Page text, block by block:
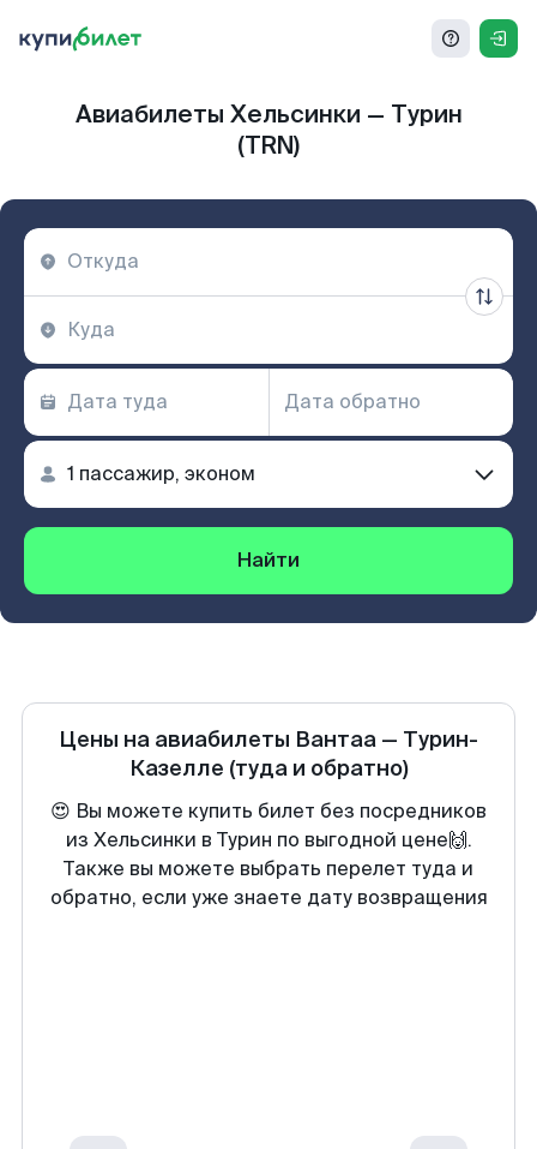
Авиабилеты Хельсинки — Турин
(TRN)
Найти
Цены на авиабилеты Вантаа — Турин-
Казелле (туда и обратно)
😍 Вы можете купить билет без посредников
из Хельсинки в Турин по выгодной цене🙌.
Также вы можете выбрать перелет туда и
обратно, если уже знаете дату возвращения